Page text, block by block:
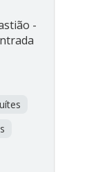
-